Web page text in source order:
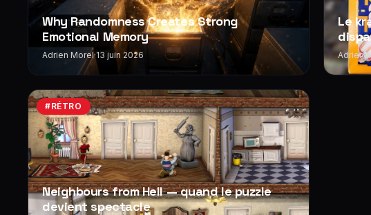
Why Randomness Creates Strong
Emotional Memory
Adrien Morel·13 juin 2026
Le
Adrien
#RÉTRO
Neighbours from Hell — quand le puzzle
devient spectacle